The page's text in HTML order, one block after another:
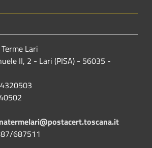
Lari
II, 2 - Lari (PISA) - 56035 -
687511